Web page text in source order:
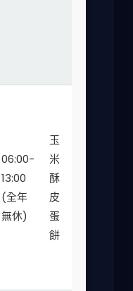
06:00-
13:00
(全年
無休)
玉
米
酥
皮
蛋
餅